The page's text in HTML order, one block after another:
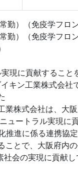
勤）（免疫学フロ
勤）（免疫学フロ
現に貢献すること
キン工業株式会社
株式会社は、大
ュートラル実現に
推進に係る連携協
ことで、大阪府内
会の実現に貢献し